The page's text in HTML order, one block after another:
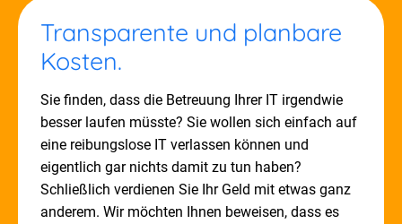
Transparente und planbare
Kosten.
Sie finden, dass die Betreuung Ihrer IT irgendwie
besser laufen müsste? Sie wollen sich einfach auf
eine reibungslose IT verlassen können und
eigentlich gar nichts damit zu tun haben?
Schließlich verdienen Sie Ihr Geld mit etwas ganz
anderem. Wir möchten Ihnen beweisen, dass es